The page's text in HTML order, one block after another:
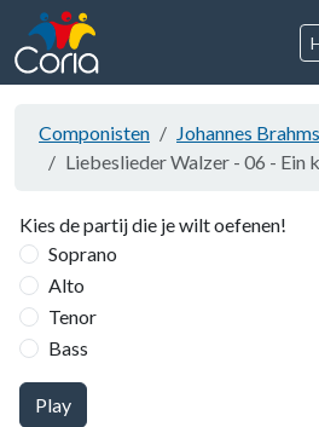
Componisten
Johannes Brahms
Liebeslieder Walzer - 06 - Ein
Kies de partij die je wilt oefenen!
Soprano
Alto
Tenor
Bass
Play